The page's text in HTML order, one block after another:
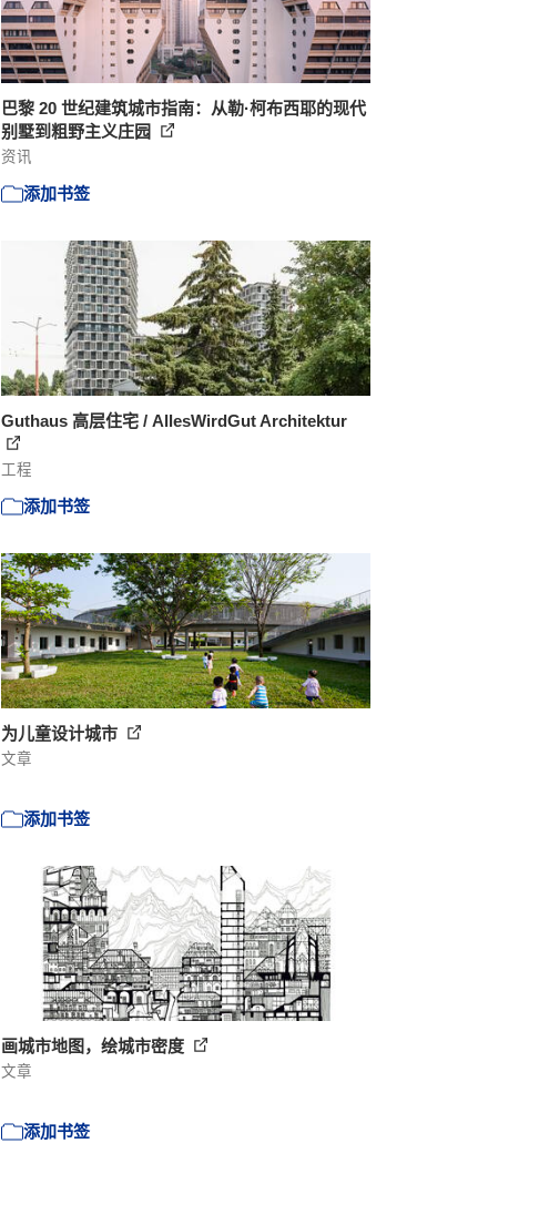
巴黎 20 世纪建筑城市指南：从勒·柯布西耶的现代
别墅到粗野主义庄园
资讯
添加书签
Guthaus 高层住宅 / AllesWirdGut Architektur
工程
添加书签
为儿童设计城市
文章
添加书签
画城市地图，绘城市密度
文章
添加书签